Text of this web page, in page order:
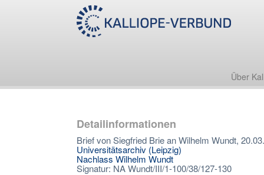
Über
Detailinformationen
Brief von Siegfried Brie an Wilhelm Wundt,
Universitätsarchiv (Leipzig)
Nachlass Wilhelm Wundt
Signatur: NA Wundt/III/1-100/38/127-130